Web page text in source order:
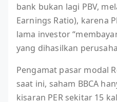
bank bukan lagi PBV,
Earnings Ratio), karena
lama investor
yang dihasilkan
Pengamat pasar modal
saat ini, saham BBCA
kisaran PER sekitar 15